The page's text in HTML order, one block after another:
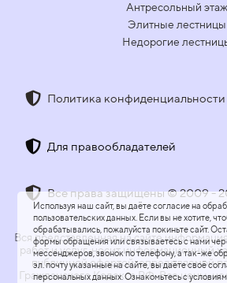
Антресольный этаж
Элитные лестницы
Недорогие
Политика конфиденциальности
Для правообладателей
Все права защищены © 2009 -
Вся представленная на сайте
работ и услуг, носит информационный
публичной офертой, определяемой
Гражданского Кодекса РФ. Все цены,
Используя наш сайт, вы даёте согласие на
пользовательских данных. Если вы не хотите,
обрабатывались, пожалуйста покиньте сайт.
формы обращения или связываетесь с нами
мессенджеров, звонок по телефону, а так-же
эл. почту указанные на сайте, вы даёте своё
персональных данных. Ознакомьтесь с